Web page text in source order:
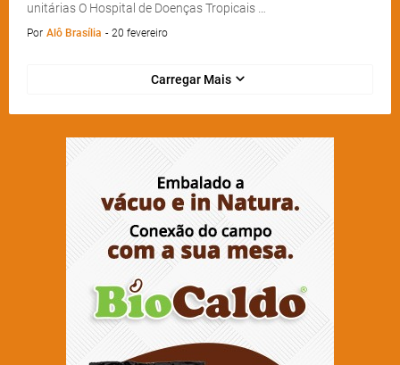
unitárias O Hospital de Doenças Tropicais …
Por Alô Brasília - 20 fevereiro
Carregar Mais